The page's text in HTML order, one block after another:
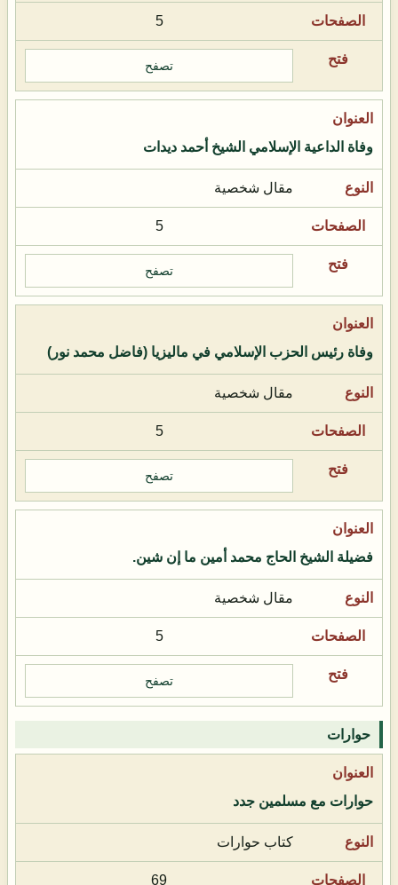
5
تصفح
وفاة الداعية الإسلامي الشيخ أحمد ديدات
مقال شخصية
5
تصفح
وفاة رئيس الحزب الإسلامي في ماليزيا (فاضل محمد نور)
مقال شخصية
5
تصفح
فضيلة الشيخ الحاج محمد أمين ما إن شين.
مقال شخصية
5
تصفح
حوارات
حوارات مع مسلمين جدد
كتاب حوارات
69